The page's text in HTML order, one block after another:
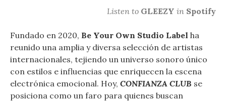
Listen to GLEEZY in Spotify
Fundado en 2020, Be Your Own Studio Label ha
reunido una amplia y diversa selección de artistas
internacionales, tejiendo un universo sonoro único
con estilos e influencias que enriquecen la escena
electrónica emocional. Hoy, CONFIANZA CLUB se
posiciona como un faro para quienes buscan